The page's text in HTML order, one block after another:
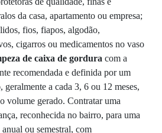
da casa, apartamento ou empresa;
fios, fiapos, algodão,
cigarros ou medicamentos no vaso
de caixa de gordura com a
recomendada e definida por um
a cada 3, 6 ou 12 meses,
volume gerado. Contratar uma
reconhecida no bairro, para uma
ou semestral, com